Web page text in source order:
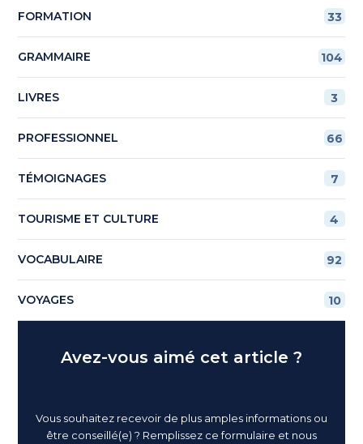
FORMATION 33
GRAMMAIRE 104
LIVRES 3
PROFESSIONNEL 66
TÉMOIGNAGES 7
TOURISME ET CULTURE 4
VOCABULAIRE 92
VOYAGES 10
Avez-vous aimé cet article ?
Vous souhaitez recevoir de plus amples informations ou
être conseillé(e) ? Remplissez ce formulaire et nous